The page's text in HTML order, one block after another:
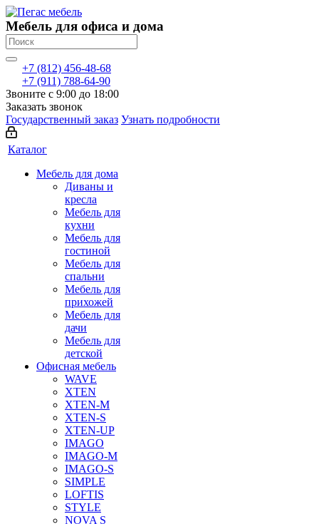
Мебель для офиса и дома
+7 (812) 456-48-68
+7 (911) 788-64-90
Звоните с 9:00 до 18:00
Заказать звонок
Государственный заказ Узнать подробности
Каталог
Мебель для дома
Диваны и
кресла
Мебель для
кухни
Мебель для
гостиной
Мебель для
спальни
Мебель для
прихожей
Мебель для
дачи
Мебель для
детской
Офисная мебель
WAVE
XTEN
XTEN-M
XTEN-S
XTEN-UP
IMAGO
IMAGO-M
IMAGO-S
SIMPLE
LOFTIS
STYLE
NOVA S